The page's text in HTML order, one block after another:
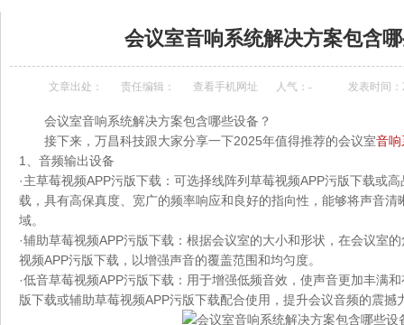
会议室音响系统解决方案包含
文章出处： 责任编辑： 查看手机网址 人气： - 发表时间：
会议室音响系统解决方案包含哪些设备？
接下来，万昌科技跟大家分享一下2025年值得推荐的会议室音响
1、音频输出设备
·主草莓视频APP污版下载：可选择线阵列草莓视频APP污版下载或
载，具有高保真度、宽广的频率响应和良好的指向性，能够将声音
域。
·辅助草莓视频APP污版下载：根据会议室的大小和形状，在会议室
视频APP污版下载，以增强声音的覆盖范围和均匀度。
·低音草莓视频APP污版下载：用于增强低频音效，使声音更加丰满
版下载或辅助草莓视频APP污版下载配合使用，提升会议音频的震撼